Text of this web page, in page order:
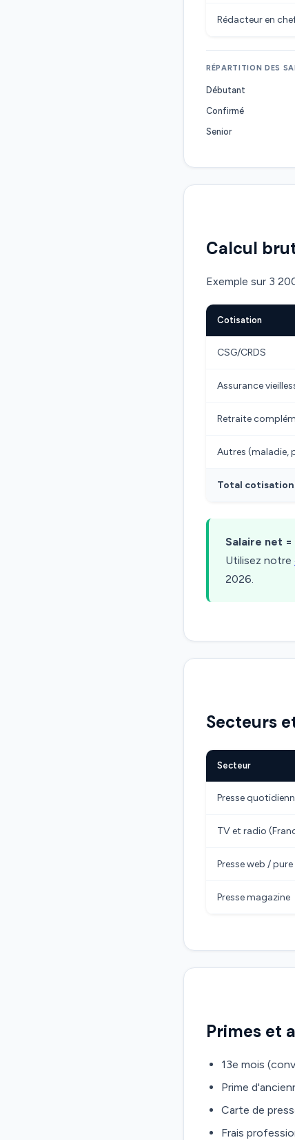
Rédacteur en
RÉPARTITION DES
Débutant
Confirmé
Senior
Calcul
Exemple sur 3
Cotisation
CSG/CRDS
Assurance
Retraite
Autres (maladie,
Total
Salaire net
Utilisez notre
2026.
Secteurs
Secteur
Presse
TV et radio
Presse web /
Presse magazine
Primes et
13e mois
Prime
Carte de
Frais